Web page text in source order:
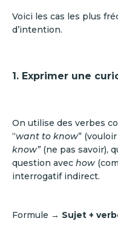
Voici les cas les plus
d’intention.
1. Exprimer une
On utilise des verbes
“want to know”
know”(ne pas savoir),
question avec how
interrogatif indirect.
Formule → Sujet +